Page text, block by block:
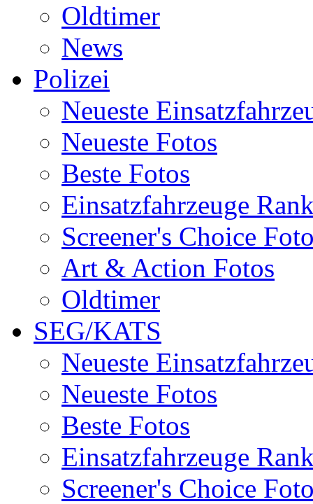
Oldtimer
News
Polizei
Neueste
Neueste Fotos
Beste Fotos
Einsatzfahrzeuge
Screener's Choice
Art & Action Fotos
Oldtimer
SEG/KATS
Neueste
Neueste Fotos
Beste Fotos
Einsatzfahrzeuge
Screener's Choice